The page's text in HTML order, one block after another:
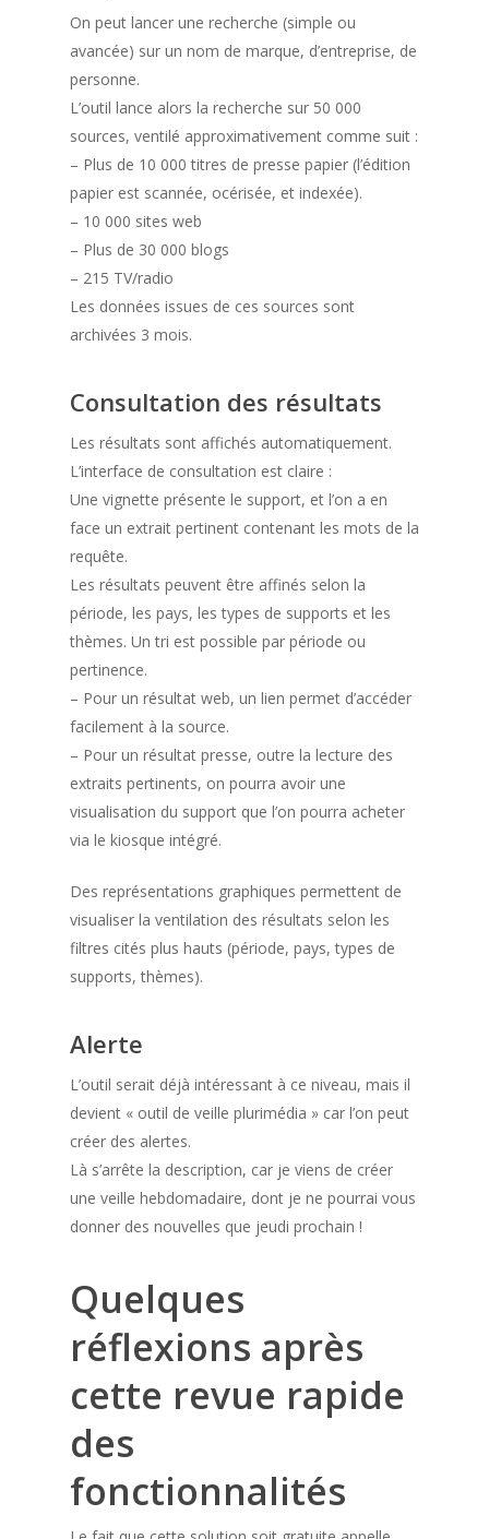
On peut lancer une recherche (simple ou
avancée) sur un nom de marque, d’entreprise, de
personne.
L’outil lance alors la recherche sur 50 000
sources, ventilé approximativement comme suit :
– Plus de 10 000 titres de presse papier (l’édition
papier est scannée, océrisée, et indexée).
– 10 000 sites web
– Plus de 30 000 blogs
– 215 TV/radio
Les données issues de ces sources sont
archivées 3 mois.
Consultation des résultats
Les résultats sont affichés automatiquement.
L’interface de consultation est claire :
Une vignette présente le support, et l’on a en
face un extrait pertinent contenant les mots de la
requête.
Les résultats peuvent être affinés selon la
période, les pays, les types de supports et les
thèmes. Un tri est possible par période ou
pertinence.
– Pour un résultat web, un lien permet d’accéder
facilement à la source.
– Pour un résultat presse, outre la lecture des
extraits pertinents, on pourra avoir une
visualisation du support que l’on pourra acheter
via le kiosque intégré.
Des représentations graphiques permettent de
visualiser la ventilation des résultats selon les
filtres cités plus hauts (période, pays, types de
supports, thèmes).
Alerte
L’outil serait déjà intéressant à ce niveau, mais il
devient « outil de veille plurimédia » car l’on peut
créer des alertes.
Là s’arrête la description, car je viens de créer
une veille hebdomadaire, dont je ne pourrai vous
donner des nouvelles que jeudi prochain !
Quelques
réflexions après
cette revue rapide
des
fonctionnalités